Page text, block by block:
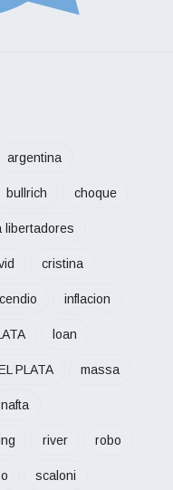
argentina
bullrich choque
libertadores
cristina
inflacion
loan
PLATA massa
nafta
river robo
scaloni